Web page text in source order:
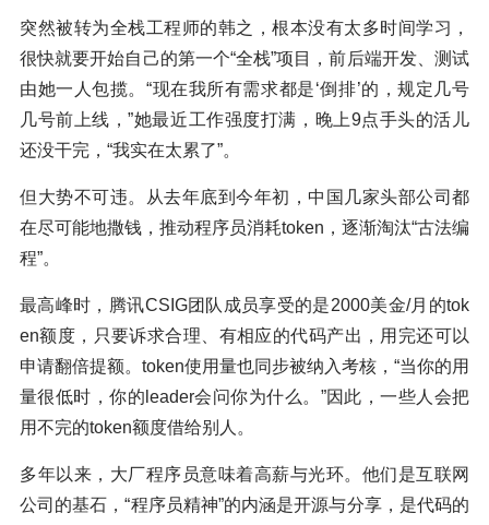
突然被转为全栈工程师的韩之，根本没有太多时间学习，
很快就要开始自己的第一个“全栈”项目，前后端开发、测试
由她一人包揽。“现在我所有需求都是‘倒排’的，规定几号
几号前上线，”她最近工作强度打满，晚上9点手头的活儿
还没干完，“我实在太累了”。
但大势不可违。从去年底到今年初，中国几家头部公司都
在尽可能地撒钱，推动程序员消耗token，逐渐淘汰“古法编
程”。
最高峰时，腾讯CSIG团队成员享受的是2000美金/月的tok
en额度，只要诉求合理、有相应的代码产出，用完还可以
申请翻倍提额。token使用量也同步被纳入考核，“当你的用
量很低时，你的leader会问你为什么。”因此，一些人会把
用不完的token额度借给别人。
多年以来，大厂程序员意味着高薪与光环。他们是互联网
公司的基石，“程序员精神”的内涵是开源与分享，是代码的